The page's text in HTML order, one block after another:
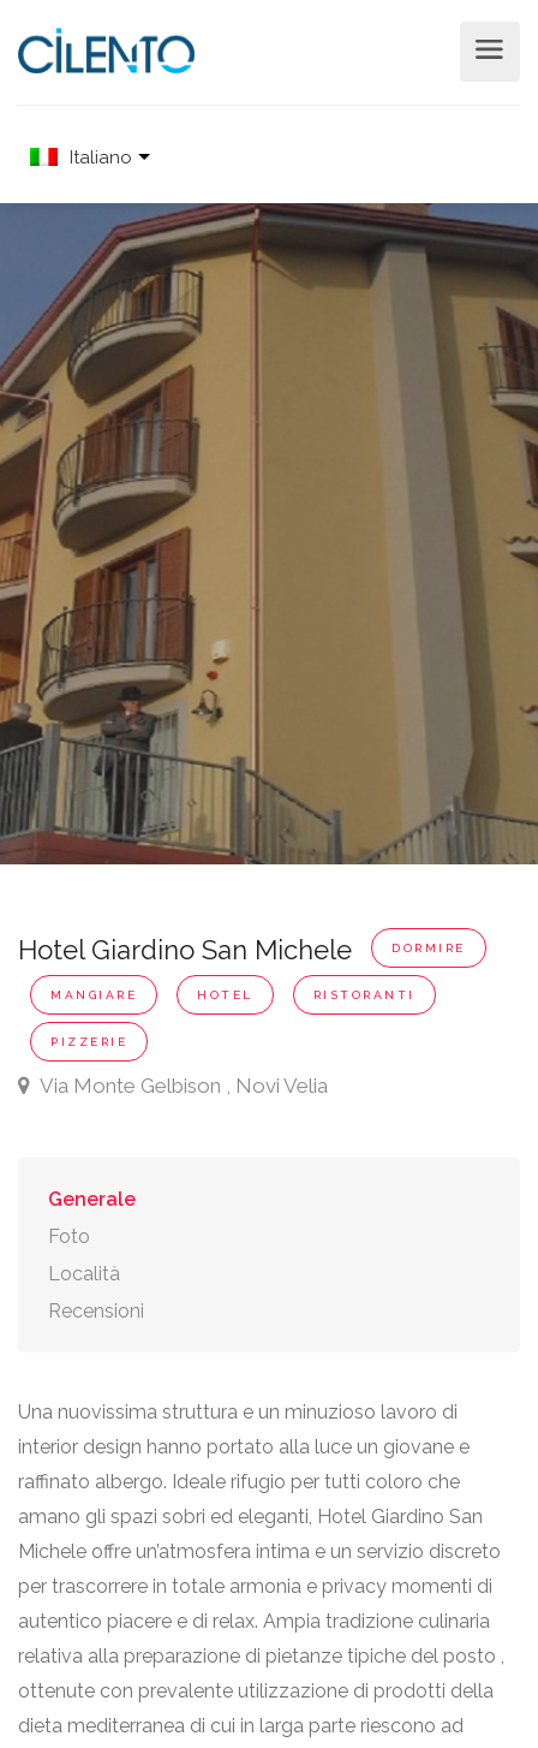
Italiano
Hotel Giardino San Michele DORMIRE
MANGIARE HOTEL RISTORANTI
PIZZERIE
Via Monte Gelbison , Novi Velia
Generale
Foto
Località
Recensioni
Una nuovissima struttura e un minuzioso lavoro di
interior design hanno portato alla luce un giovane e
raffinato albergo. Ideale rifugio per tutti coloro che
amano gli spazi sobri ed eleganti, Hotel Giardino San
Michele offre un’atmosfera intima e un servizio discreto
per trascorrere in totale armonia e privacy momenti di
autentico piacere e di relax. Ampia tradizione culinaria
relativa alla preparazione di pietanze tipiche del posto ,
ottenute con prevalente utilizzazione di prodotti della
dieta mediterranea di cui in larga parte riescono ad